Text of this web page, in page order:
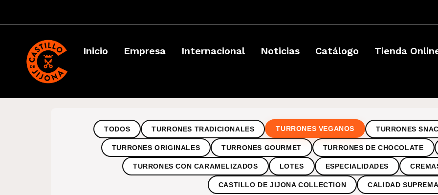
Inicio Empresa Internacional Noticias Catálogo Tienda
TODOS TURRONES TRADICIONALES TURRONES VEGANOS TURRONES
TURRONES ORIGINALES TURRONES GOURMET TURRONES DE CHOCOLATE
TURRONES CON CARAMELIZADOS LOTES ESPECIALIDADES
CASTILLO DE JIJONA COLLECTION CALIDAD